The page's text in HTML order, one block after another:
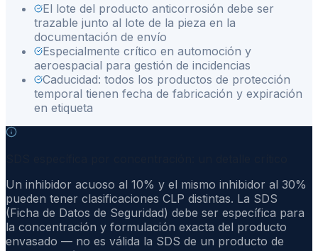
El lote del producto anticorrosión debe ser
trazable junto al lote de la pieza en la
documentación de envío
Especialmente crítico en automoción y
aeroespacial para gestión de incidencias
Caducidad: todos los productos de protección
temporal tienen fecha de fabricación y expiración
en etiqueta
Un inhibidor acuoso al 10% y el mismo inhibidor al 30%
pueden tener clasificaciones CLP distintas. La SDS
(Ficha de Datos de Seguridad) debe ser específica para
la concentración y formulación exacta del producto
envasado — no es válida la SDS de un producto de